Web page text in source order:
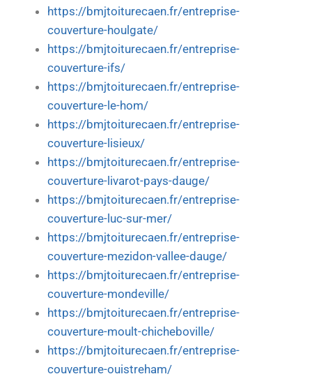
https://bmjtoiturecaen.fr/entreprise-
couverture-houlgate/
https://bmjtoiturecaen.fr/entreprise-
couverture-ifs/
https://bmjtoiturecaen.fr/entreprise-
couverture-le-hom/
https://bmjtoiturecaen.fr/entreprise-
couverture-lisieux/
https://bmjtoiturecaen.fr/entreprise-
couverture-livarot-pays-dauge/
https://bmjtoiturecaen.fr/entreprise-
couverture-luc-sur-mer/
https://bmjtoiturecaen.fr/entreprise-
couverture-mezidon-vallee-dauge/
https://bmjtoiturecaen.fr/entreprise-
couverture-mondeville/
https://bmjtoiturecaen.fr/entreprise-
couverture-moult-chicheboville/
https://bmjtoiturecaen.fr/entreprise-
couverture-ouistreham/